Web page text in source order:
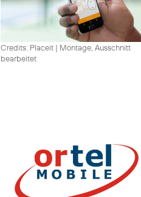
Credits: Placeit | Montage, Ausschnitt
bearbeitet